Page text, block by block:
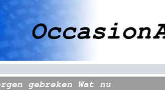
gebreken Wat nu